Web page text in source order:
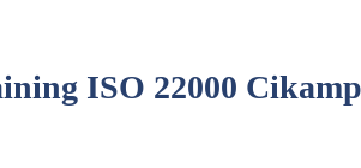
ISO 22000